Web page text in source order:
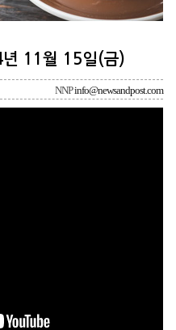
년 11월 15일(금)
NNPinfo@newsandpost.com